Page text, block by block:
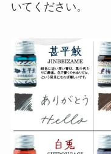
いてください。